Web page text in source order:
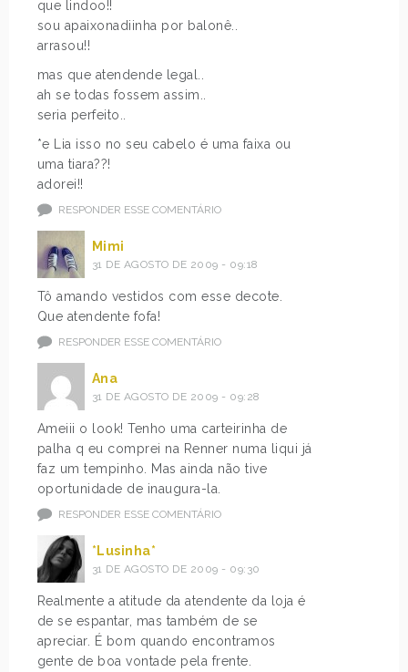
que lindoo!!
sou apaixonadiinha por balonê..
arrasou!!
mas que atendende legal..
ah se todas fossem assim..
seria perfeito..
*e Lia isso no seu cabelo é uma faixa ou
uma tiara??!
adorei!!
RESPONDER ESSE COMENTÁRIO
Mimi
31 DE AGOSTO DE 2009 - 09:18
Tô amando vestidos com esse decote.
Que atendente fofa!
RESPONDER ESSE COMENTÁRIO
Ana
31 DE AGOSTO DE 2009 - 09:28
Ameiii o look! Tenho uma carteirinha de
palha q eu comprei na Renner numa liqui já
faz um tempinho. Mas ainda não tive
oportunidade de inaugura-la.
RESPONDER ESSE COMENTÁRIO
*Lusinha*
31 DE AGOSTO DE 2009 - 09:30
Realmente a atitude da atendente da loja é
de se espantar, mas também de se
apreciar. É bom quando encontramos
gente de boa vontade pela frente.